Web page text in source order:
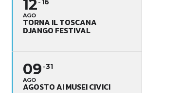
12
AGO
16
TORNA IL TOSCANA
DJANGO FESTIVAL
09
AGO
31
AGOSTO AI MUSEI CIVICI